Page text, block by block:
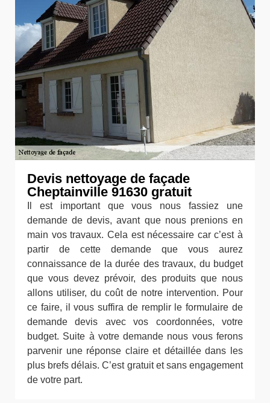
Devis nettoyage de façade
Cheptainville 91630 gratuit
Il est important que vous nous fassiez une
demande de devis, avant que nous prenions en
main vos travaux. Cela est nécessaire car c’est à
partir de cette demande que vous aurez
connaissance de la durée des travaux, du budget
que vous devez prévoir, des produits que nous
allons utiliser, du coût de notre intervention. Pour
ce faire, il vous suffira de remplir le formulaire de
demande devis avec vos coordonnées, votre
budget. Suite à votre demande nous vous ferons
parvenir une réponse claire et détaillée dans les
plus brefs délais. C’est gratuit et sans engagement
de votre part.